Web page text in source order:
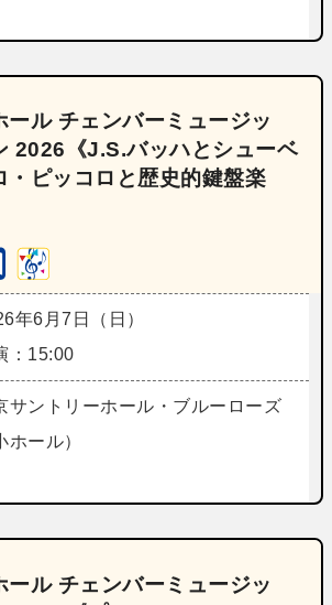
ール チェンバーミュージッ
2026《J.S.バッハとシューベ
・ピッコロと歴史的鍵盤楽
年6月7日（日）
：15:00
サントリーホール・ブルーローズ
ホール）
ール チェンバーミュージッ